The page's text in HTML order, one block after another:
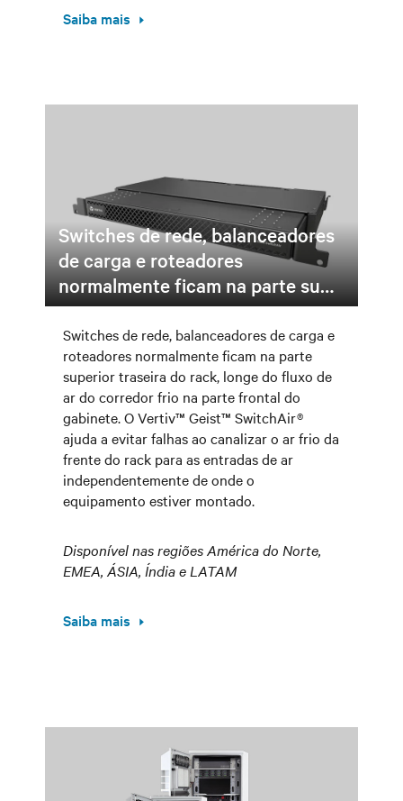
Saiba mais
Switches de rede, balanceadores
de carga e roteadores
normalmente ficam na parte su…
Switches de rede, balanceadores de carga e
roteadores normalmente ficam na parte
superior traseira do rack, longe do fluxo de
ar do corredor frio na parte frontal do
gabinete. O Vertiv™ Geist™ SwitchAir®
ajuda a evitar falhas ao canalizar o ar frio da
frente do rack para as entradas de ar
independentemente de onde o
equipamento estiver montado.
Disponível nas regiões América do Norte,
EMEA, ÁSIA, Índia e LATAM
Saiba mais